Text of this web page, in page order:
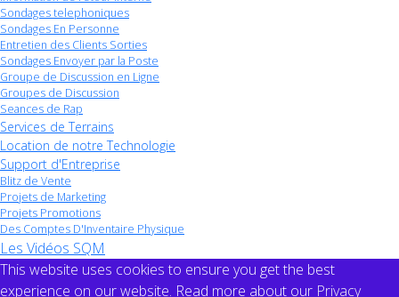
Sondages telephoniques
Sondages En Personne
Entretien des Clients Sorties
Sondages Envoyer par la Poste
Groupe de Discussion en Ligne
Groupes de Discussion
Seances de Rap
Services de Terrains
Location de notre Technologie
Support d'Entreprise
Blitz de Vente
Projets de Marketing
Projets Promotions
Des Comptes D'Inventaire Physique
Les Vidéos SQM
This website uses cookies to ensure you get the best
experience on our website. Read more about our Privacy